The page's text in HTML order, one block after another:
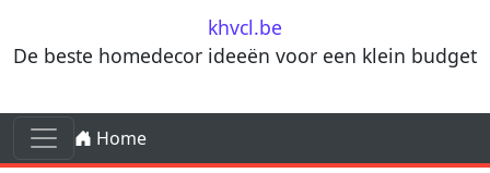
khvcl.be
De beste homedecor ideeën voor een klein budget
Skip to content
Main Navigation
Home